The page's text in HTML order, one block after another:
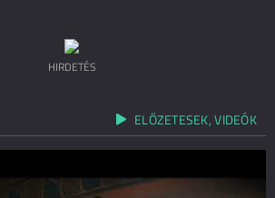
HIRDETÉS
ELŐZETESEK, VIDEÓK